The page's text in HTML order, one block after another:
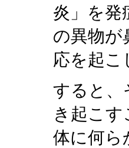
炎」を発
の異物が
応を起こ
すると、
き起こ
体に何ら